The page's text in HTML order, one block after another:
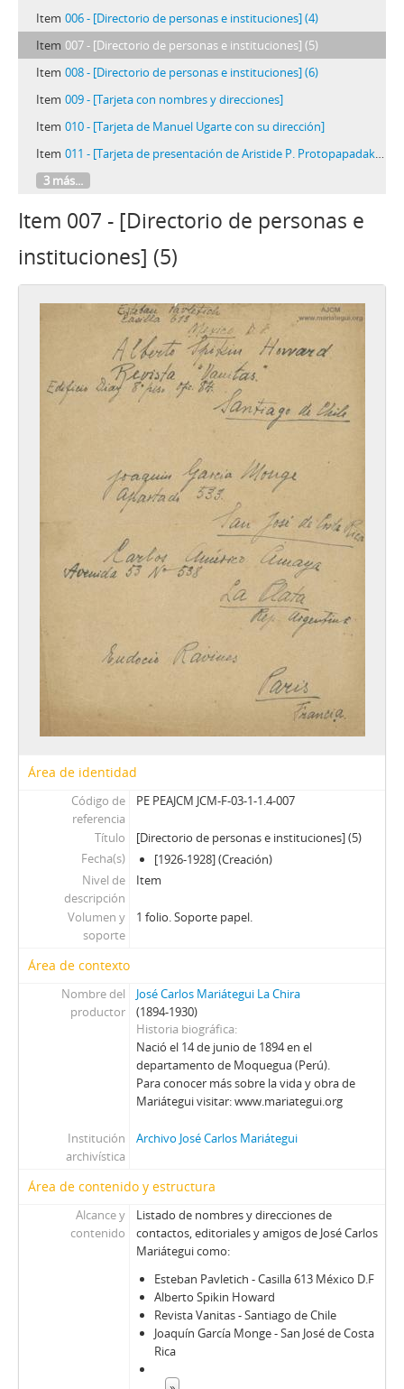
Item 006 - [Directorio de personas e instituciones] (4)
Item 007 - [Directorio de personas e instituciones] (5)
Item 008 - [Directorio de personas e instituciones] (6)
Item 009 - [Tarjeta con nombres y direcciones]
Item 010 - [Tarjeta de Manuel Ugarte con su dirección]
Item 011 - [Tarjeta de presentación de Aristide P. Protopapadakis]
3 más...
Item 007 - [Directorio de personas e
instituciones] (5)
Área de identidad
Código de
referencia
PE PEAJCM JCM-F-03-1-1.4-007
Título
[Directorio de personas e instituciones] (5)
Fecha(s)
[1926-1928] (Creación)
Nivel de
descripción
Item
Volumen y
soporte
1 folio. Soporte papel.
Área de contexto
Nombre del
productor
José Carlos Mariátegui La Chira
(1894-1930)
Historia biográfica
Nació el 14 de junio de 1894 en el
departamento de Moquegua (Perú).
Para conocer más sobre la vida y obra de
Mariátegui visitar: www.mariategui.org
Institución
archivística
Archivo José Carlos Mariátegui
Área de contenido y estructura
Alcance y
contenido
Listado de nombres y direcciones de
contactos, editoriales y amigos de José Carlos
Mariátegui como:
Esteban Pavletich - Casilla 613 México D.F
Alberto Spikin Howard
Revista Vanitas - Santiago de Chile
Joaquín García Monge - San José de Costa
Rica